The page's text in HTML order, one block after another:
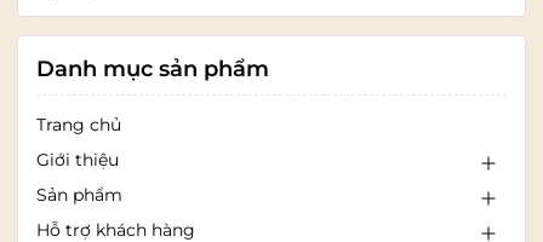
Danh mục sản phẩm
Trang chủ
Giới thiệu
Sản phẩm
Hỗ trợ khách hàng